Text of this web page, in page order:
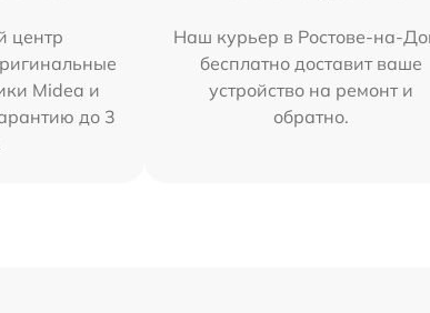
центр
Midea и
до 3
Наш курьер в Ростове-на-
бесплатно доставит ваше
устройство на ремонт и
обратно.